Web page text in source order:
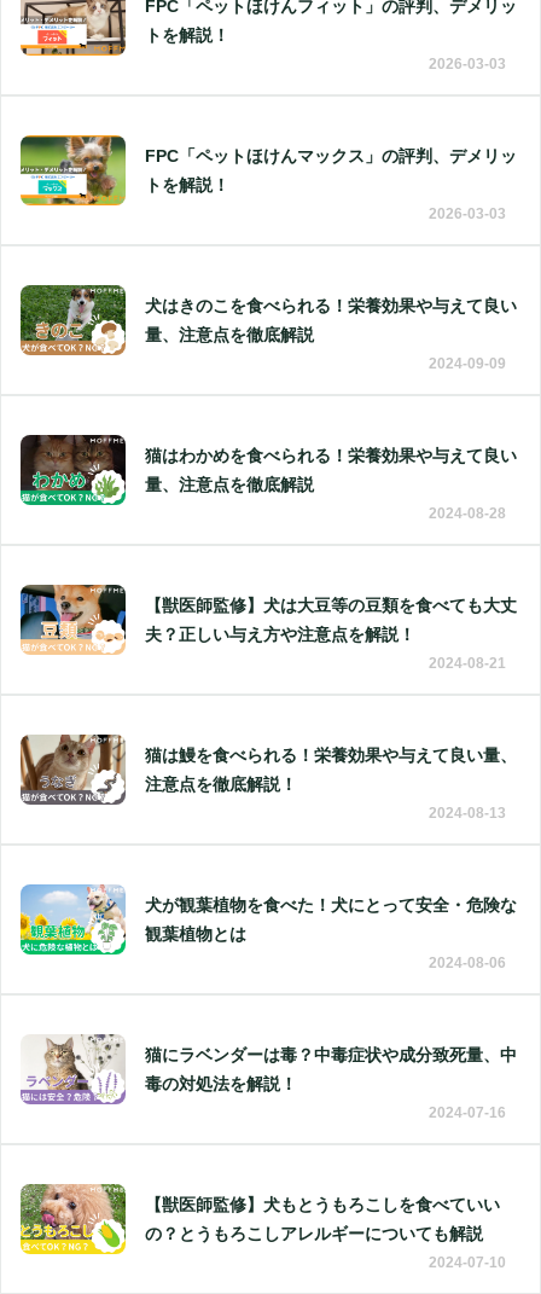
FPC「ペットほけんフィット」の評判、デメリッ
トを解説！
2026-03-03
FPC「ペットほけんマックス」の評判、デメリッ
トを解説！
2026-03-03
犬はきのこを食べられる！栄養効果や与えて良い
量、注意点を徹底解説
2024-09-09
猫はわかめを食べられる！栄養効果や与えて良い
量、注意点を徹底解説
2024-08-28
【獣医師監修】犬は大豆等の豆類を食べても大丈
夫？正しい与え方や注意点を解説！
2024-08-21
猫は鰻を食べられる！栄養効果や与えて良い量、
注意点を徹底解説！
2024-08-13
犬が観葉植物を食べた！犬にとって安全・危険な
観葉植物とは
2024-08-06
猫にラベンダーは毒？中毒症状や成分致死量、中
毒の対処法を解説！
2024-07-16
【獣医師監修】犬もとうもろこしを食べていい
の？とうもろこしアレルギーについても解説
2024-07-10